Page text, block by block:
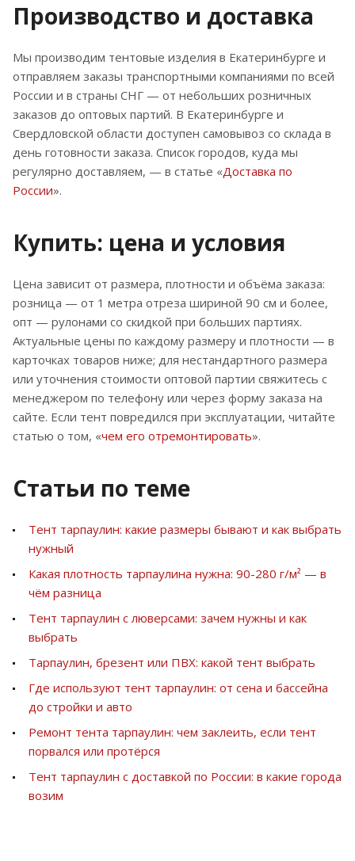
Производство и доставка
Мы производим тентовые изделия в Екатеринбурге и
отправляем заказы транспортными компаниями по всей
России и в страны СНГ — от небольших розничных
заказов до оптовых партий. В Екатеринбурге и
Свердловской области доступен самовывоз со склада в
день готовности заказа. Список городов, куда мы
регулярно доставляем, — в статье «Доставка по
России».
Купить: цена и условия
Цена зависит от размера, плотности и объёма заказа:
розница — от 1 метра отреза шириной 90 см и более,
опт — рулонами со скидкой при больших партиях.
Актуальные цены по каждому размеру и плотности — в
карточках товаров ниже; для нестандартного размера
или уточнения стоимости оптовой партии свяжитесь с
менеджером по телефону или через форму заказа на
сайте. Если тент повредился при эксплуатации, читайте
статью о том, «чем его отремонтировать».
Статьи по теме
Тент тарпаулин: какие размеры бывают и как выбрать
нужный
Какая плотность тарпаулина нужна: 90-280 г/м² — в
чём разница
Тент тарпаулин с люверсами: зачем нужны и как
выбрать
Тарпаулин, брезент или ПВХ: какой тент выбрать
Где используют тент тарпаулин: от сена и бассейна
до стройки и авто
Ремонт тента тарпаулин: чем заклеить, если тент
порвался или протёрся
Тент тарпаулин с доставкой по России: в какие города
возим